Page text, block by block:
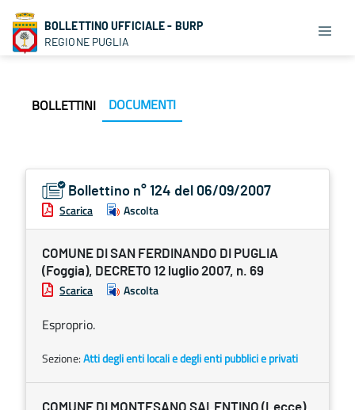
BOLLETTINO UFFICIALE - BURP
REGIONE PUGLIA
BOLLETTINI DOCUMENTI
Bollettino n° 124 del 06/09/2007
Scarica Ascolta
COMUNE DI SAN FERDINANDO DI PUGLIA
(Foggia), DECRETO 12 luglio 2007, n. 69
Scarica Ascolta
Esproprio.
Sezione:Atti degli enti locali e degli enti pubblici e privati
COMUNE DI MONTESANO SALENTINO (Lecce),